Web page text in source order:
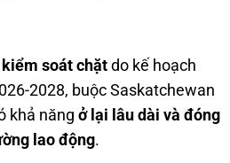
soát chặtdo kế hoạch
2028, buộc Saskatchewan
khả năngở lại lâu dài và đóng
lao động.